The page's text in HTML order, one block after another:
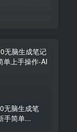
无脑生成笔
手简单...